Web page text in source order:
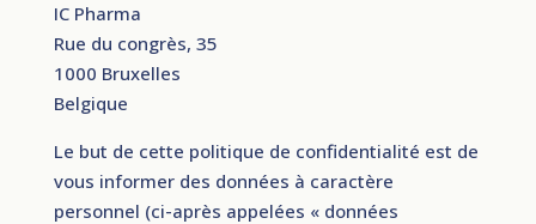
IC Pharma
Rue du congrès, 35
1000 Bruxelles
Belgique
Le but de cette politique de confidentialité est de
vous informer des données à caractère
personnel (ci-après appelées « données